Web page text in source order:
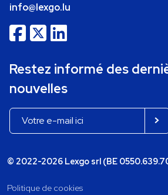
info@lexgo.lu
Restez informé des
nouvelles
© 2022-2026 Lexgo srl (BE
Politique de cookies